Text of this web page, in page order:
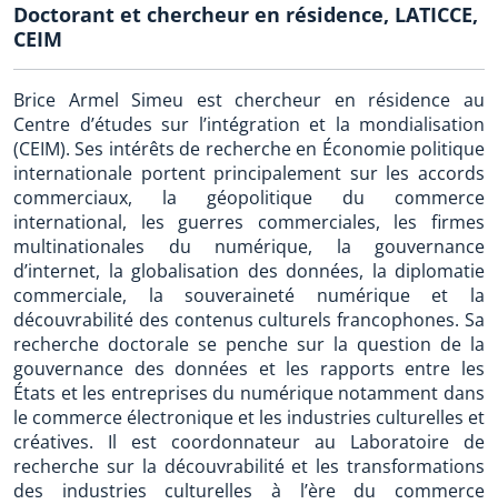
Doctorant et chercheur en résidence, LATICCE,
CEIM
Brice Armel Simeu est chercheur en résidence au
Centre d’études sur l’intégration et la mondialisation
(CEIM). Ses intérêts de recherche en Économie politique
internationale portent principalement sur les accords
commerciaux, la géopolitique du commerce
international, les guerres commerciales, les firmes
multinationales du numérique, la gouvernance
d’internet, la globalisation des données, la diplomatie
commerciale, la souveraineté numérique et la
découvrabilité des contenus culturels francophones. Sa
recherche doctorale se penche sur la question de la
gouvernance des données et les rapports entre les
États et les entreprises du numérique notamment dans
le commerce électronique et les industries culturelles et
créatives. Il est coordonnateur au Laboratoire de
recherche sur la découvrabilité et les transformations
des industries culturelles à l’ère du commerce